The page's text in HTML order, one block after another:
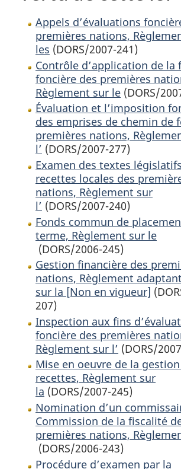
Appels d’évaluations
premières nations,
les (DORS/2007-241)
Contrôle d’application de la
foncière des premières
Règlement sur le (DORS/
Évaluation et l’imposition
des emprises de chemin de
premières nations,
l’ (DORS/2007-277)
Examen des textes
recettes locales des
nations, Règlement sur
l’ (DORS/2007-240)
Fonds commun de
terme, Règlement sur le
(DORS/2006-245)
Gestion financière des
nations, Règlement
sur la [Non en vigueur]
207)
Inspection aux fins
foncière des premières
Règlement sur l’ (DORS/
Mise en oeuvre de la
recettes, Règlement sur
la (DORS/2007-245)
Nomination d’un
Commission de la fiscalité
premières nations,
(DORS/2006-243)
Procédure d’examen par la